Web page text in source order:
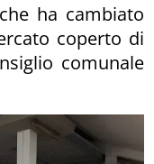
ha cambiato
coperto di
comunale